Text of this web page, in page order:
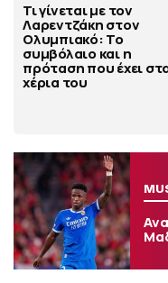
Τι γίνεται με τον
Λαρεντζάκη στον
Ολυμπιακό: Το
συμβόλαιο και η
πρόταση που έχει
χέρια του